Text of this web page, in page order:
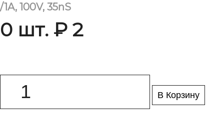
/1A, 100V, 35nS
0 шт. ₽ 2
В Корзину